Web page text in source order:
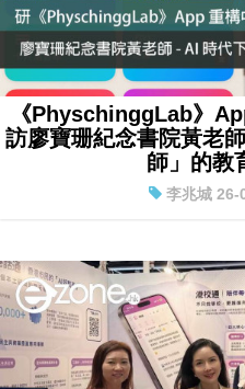
《PhyschinggLab》
訪廖寶珊紀念書院黃老
師」的教
李兆城 26-